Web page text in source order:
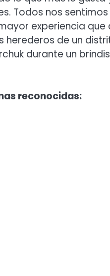
Todos nos
experiencia
herederos de un
durante un
reconocidas: